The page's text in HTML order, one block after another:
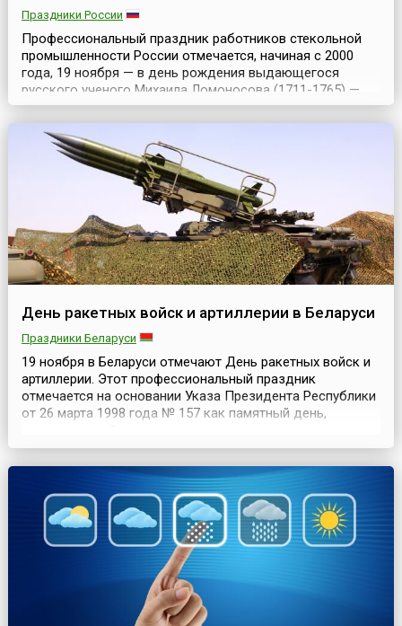
Праздники России
Профессиональный праздник работников стекольной
промышленности России отмечается, начиная с 2000
года, 19 ноября — в день рождения выдающегося
русского ученого Михаила Ломоносова (1711-1765) —
создателя химического производства глазури, стекла,
фарфора. Он разработал технологию и рецептуру
цветных стекол — смальты (кусочки однородной
непрозрачной смеси из стекла и оксидов металлов),
которые уп...
День ракетных войск и артиллерии в Беларуси
Праздники Беларуси
19 ноября в Беларуси отмечают День ракетных войск и
артиллерии. Этот профессиональный праздник
отмечается на основании Указа Президента Республики
от 26 марта 1998 года № 157 как памятный день,
специалистов в решении задач обеспечения обороны и
безопасности государства и призванный
способствовать возрождению и развитию
отечественных воинских традиций, ...